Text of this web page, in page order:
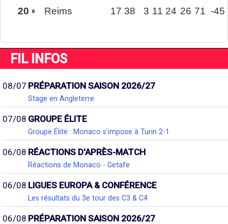
20
Reims 17 38 3 11 24 26 71 -45
FIL INFOS
08/07 PRÉPARATION SAISON 2026/27
Stage en Angleterre
07/08 GROUPE ÉLITE
Groupe Élite : Monaco s'impose à Turin 2-1
06/08 RÉACTIONS D'APRÈS-MATCH
Réactions de Monaco - Getafe
06/08 LIGUES EUROPA & CONFÉRENCE
Les résultats du 3e tour des C3 & C4
06/08 PRÉPARATION SAISON 2026/27